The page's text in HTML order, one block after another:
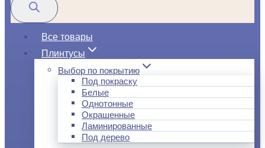
Все товары
Плинтусы
Выбор по покрытию
Под покраску
Белые
Однотонные
Окрашенные
Ламинированные
Под дерево